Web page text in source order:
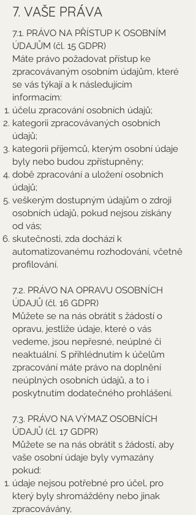
7. VAŠE PRÁVA
7.1. PRÁVO NA PŘÍSTUP K OSOBNÍM
ÚDAJŮM (čl. 15 GDPR)
Máte právo požadovat přístup ke
zpracovávaným osobním údajům, které
se vás týkají a k následujícím
informacím:
účelu zpracování osobních údajů;
kategorii zpracovávaných osobních
údajů;
kategorii příjemců, kterým osobní údaje
byly nebo budou zpřístupněny;
době zpracování a uložení osobních
údajů;
veškerým dostupným údajům o zdroji
osobních údajů, pokud nejsou získány
od vás;
skutečnosti, zda dochází k
automatizovanému rozhodování, včetně
profilování.
7.2. PRÁVO NA OPRAVU OSOBNÍCH
ÚDAJŮ (čl. 16 GDPR)
Můžete se na nás obrátit s žádostí o
opravu, jestliže údaje, které o vás
vedeme, jsou nepřesné, neúplné či
neaktuální. S přihlédnutím k účelům
zpracování máte právo na doplnění
neúplných osobních údajů, a to i
poskytnutím dodatečného prohlášení.
7.3. PRÁVO NA VÝMAZ OSOBNÍCH
ÚDAJŮ (čl. 17 GDPR)
Můžete se na nás obrátit s žádostí, aby
vaše osobní údaje byly vymazány
pokud:
údaje nejsou potřebné pro účel, pro
který byly shromážděny nebo jinak
zpracovávány,